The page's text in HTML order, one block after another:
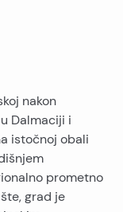
nakon
Dalmaciji i
istočnoj obali
prometno
grad je